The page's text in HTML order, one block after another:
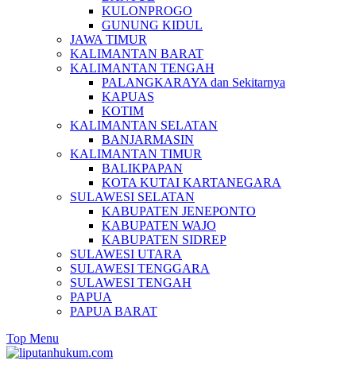
KULONPROGO
GUNUNG KIDUL
JAWA TIMUR
KALIMANTAN BARAT
KALIMANTAN TENGAH
PALANGKARAYA dan Sekitarnya
KAPUAS
KOTIM
KALIMANTAN SELATAN
BANJARMASIN
KALIMANTAN TIMUR
BALIKPAPAN
KOTA KUTAI KARTANEGARA
SULAWESI SELATAN
KABUPATEN JENEPONTO
KABUPATEN WAJO
KABUPATEN SIDREP
SULAWESI UTARA
SULAWESI TENGGARA
SULAWESI TENGAH
PAPUA
PAPUA BARAT
Top Menu